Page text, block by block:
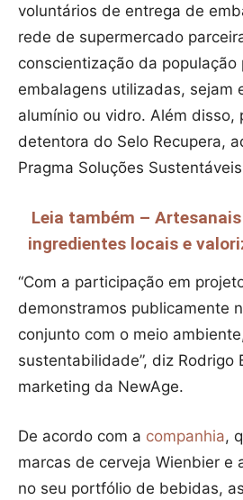
voluntários de entrega de
rede de supermercado
conscientização da população
embalagens utilizadas, sejam
alumínio ou vidro. Além disso,
detentora do Selo Recupera,
Pragma Soluções
Leia também –
ingredientes locais e
“Com a participação em
demonstramos publicamente
conjunto com o meio
sustentabilidade”, diz Rodrigo
marketing da NewAge.
De acordo com a companhia,
marcas de cerveja Wienbier e
no seu portfólio de bebidas,